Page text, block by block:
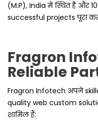
(M.P), India में स्थित है और
successful projects पूरा
Fragron
Reliable
Fragron Infotech अपने
quality web custom
शामिल हैं: